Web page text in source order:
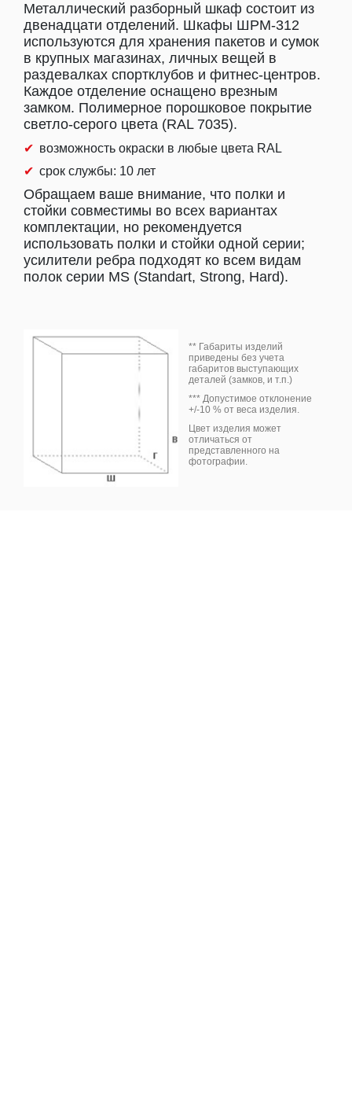
Металлический разборный шкаф состоит из
двенадцати отделений. Шкафы ШРМ-312
используются для хранения пакетов и сумок
в крупных магазинах, личных вещей в
раздевалках спортклубов и фитнес-центров.
Каждое отделение оснащено врезным
замком. Полимерное порошковое покрытие
светло-серого цвета (RAL 7035).
возможность окраски в любые цвета RAL
срок службы: 10 лет
Обращаем ваше внимание, что полки и
стойки совместимы во всех вариантах
комплектации, но рекомендуется
использовать полки и стойки одной серии;
усилители ребра подходят ко всем видам
полок серии MS (Standart, Strong, Hard).
** Габариты изделий
приведены без учета
габаритов выступающих
деталей (замков, и т.п.)
*** Допустимое отклонение
+/-10 % от веса изделия.
Цвет изделия может
отличаться от
представленного на
фотографии.
Мы используем
cookie. Это позволяет
нам анализировать
взаимодействие
посетителей с сайтом
и делать его лучше.